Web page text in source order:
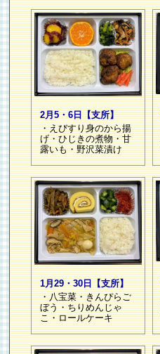
2月5・6日【支所】
・えびすり身のから揚
げ・ひじきの煮物・甘
露いも・野沢菜漬け
1月29・30日【支所】
・八宝菜・きんぴらご
ぼう・ちりめんじゃ
こ・ロールケーキ